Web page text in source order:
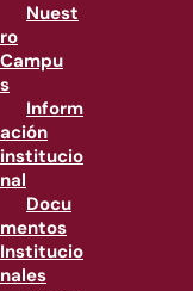
Nuest
ro
Campu
s
Inform
ación
institucio
nal
Docu
mentos
Institucio
nales